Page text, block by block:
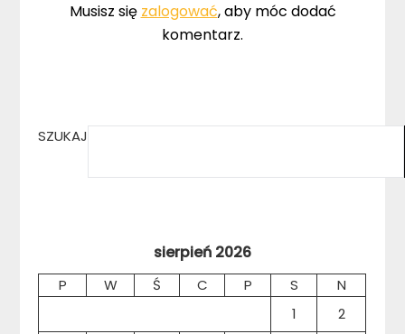
Musisz się zalogować, aby móc dodać
komentarz.
SZUKAJ
sierpień 2026
P W Ś C P S
N
1
2